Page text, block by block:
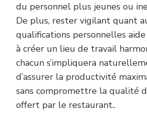
du personnel plus jeunes ou
De plus, rester vigilant quant
qualifications personnelles
à créer un lieu de travail
chacun s’impliquera
d’assurer la productivité
sans compromettre la qualité
offert par le restaurant..